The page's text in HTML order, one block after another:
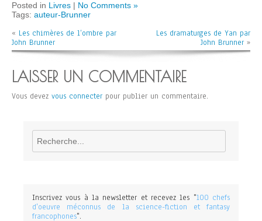
Posted in Livres | No Comments »
Tags: auteur-Brunner
« Les chimères de l’ombre par
John Brunner
Les dramaturges de Yan par
John Brunner »
LAISSER UN COMMENTAIRE
Vous devez vous connecter pour publier un commentaire.
Rechercher
Inscrivez vous à la newsletter et recevez les "100 chefs
d'oeuvre méconnus de la science-fiction et fantasy
francophones".